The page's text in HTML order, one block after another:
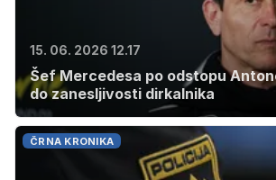
15. 06. 2026 12.17
Šef Mercedesa po odstopu
do zanesljivosti dirkalnika
ČRNA KRONIKA